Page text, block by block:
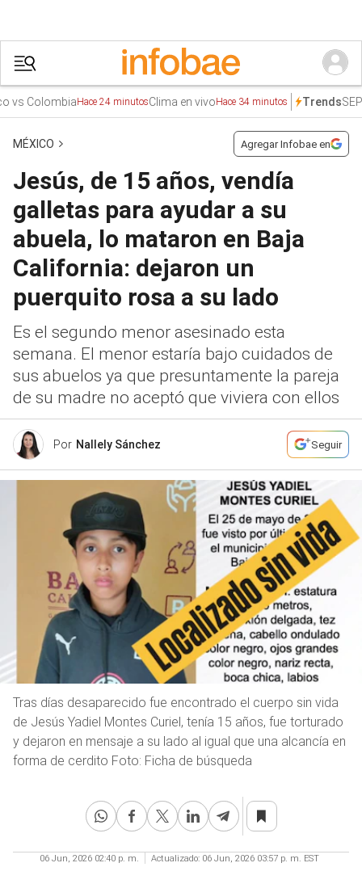
Hace 24 minutosClima en vivoHace 34 minutos TrendsSEP
MÉXICO Agregar Infobae en
Jesús, de 15 años, vendía
galletas para ayudar a su
abuela, lo mataron en Baja
California: dejaron un
puerquito rosa a su lado
Es el segundo menor asesinado esta
semana. El menor estaría bajo cuidados de
sus abuelos ya que presuntamente la pareja
de su madre no aceptó que viviera con ellos
Por Nallely Sánchez Seguir
Tras días desaparecido fue encontrado el cuerpo sin vida
de Jesús Yadiel Montes Curiel, tenía 15 años, fue torturado
y dejaron en mensaje a su lado al igual que una alcancía en
forma de cerdito Foto: Ficha de búsqueda
06 Jun, 2026 02:40 p. m. Actualizado: 06 Jun, 2026 03:57 p. m. EST